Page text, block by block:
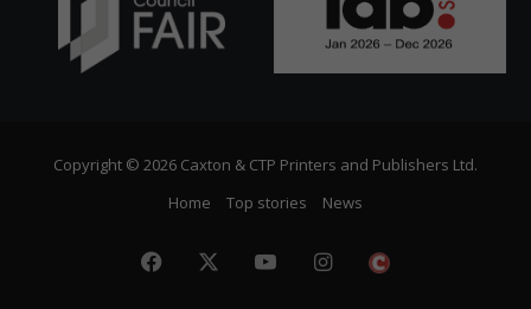
Copyright © 2026 Caxton & CTP Printers and Publishers Ltd.
Home
Top stories News
Facebook YouTubeInstagram